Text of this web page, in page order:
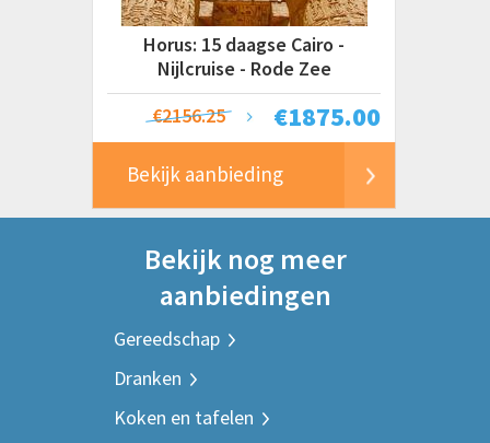
Horus: 15 daagse Cairo -
Nijlcruise - Rode Zee
€1875.00
€2156.25
Bekijk aanbieding
Bekijk nog meer
aanbiedingen
Gereedschap
Dranken
Koken en tafelen